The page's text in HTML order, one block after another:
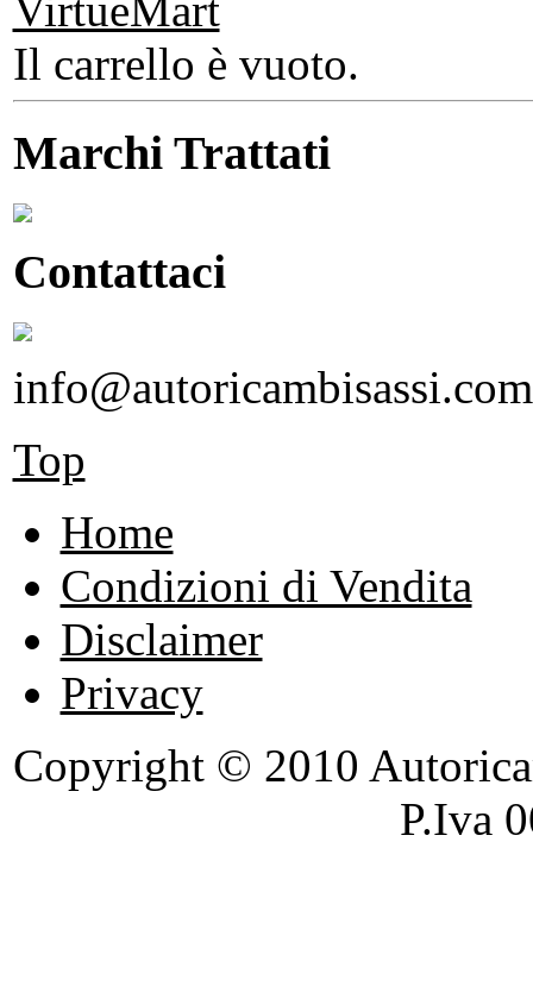
Il carrello è vuoto.
Marchi Trattati
Contattaci
info@autoricambisassi.com
Top
Home
Condizioni di Vendita
Disclaimer
Privacy
Copyright © 2010
P.Iva